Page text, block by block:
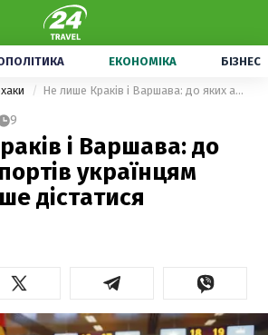
ЕКОНОМІКА БІЗНЕС
Не лише Краків і Варшава: до яких аеропортів українцям найзручніше дістатися
9
і Варшава: до
українцям
дістатися